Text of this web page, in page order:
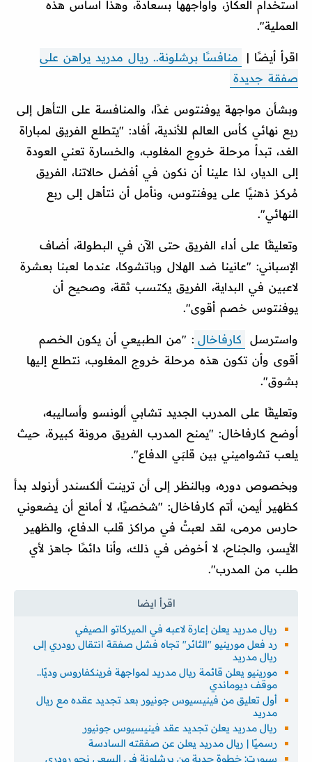
استخدام العكاز، وأواجهها بسعادة، وهذا أساس هذه
العملية".
اقرأ أيضًا |
منافسًا برشلونة.. ريال مدريد يراهن على
صفقة جديدة
وبشأن مواجهة يوفنتوس غدًا، والمنافسة على التأهل إلى
ربع نهائي كأس العالم للأندية، أفاد: "يتطلع الفريق لمباراة
الغد، تبدأ مرحلة خروج المغلوب، والخسارة تعني العودة
إلى الديار، لذا علينا أن نكون في أفضل حالاتنا، الفريق
مُركز ذهنيًا على يوفنتوس، ونأمل أن نتأهل إلى ربع
النهائي".
وتعليقًا على أداء الفريق حتى الآن في البطولة، أضاف
الإسباني: "عانينا ضد الهلال وباتشوكا، عندما لعبنا بعشرة
لاعبين في البداية، الفريق يكتسب ثقة، وصحيح أن
يوفنتوس خصم أقوى".
واسترسل كارفاخال : "من الطبيعي أن يكون الخصم
أقوى وأن تكون هذه مرحلة خروج المغلوب، نتطلع إليها
بشوق".
وتعليقًا على المدرب الجديد تشابي ألونسو وأساليبه،
أوضح كارفاخال: "يمنح المدرب الفريق مرونة كبيرة، حيث
يلعب تشواميني بين قلبَي الدفاع".
وبخصوص دوره، وبالنظر إلى أن ترينت ألكسندر أرنولد بدأ
كظهير أيمن، أتم كارفاخال: "شخصيًا، لا أمانع أن يضعوني
حارس مرمى، لقد لعبتُ في مراكز قلب الدفاع، والظهير
الأيسر، والجناح، لا أخوض في ذلك، وأنا دائمًا جاهز لأي
طلب من المدرب".
ريال مدريد يعلن إعارة لاعبه في الميركاتو الصيفي
رد فعل مورينيو "الثائر" تجاه فشل صفقة انتقال رودري إلى
ريال مدريد
مورينيو يعلن قائمة ريال مدريد لمواجهة فرينكفاروس وديًا..
موقف ديوماندي
أول تعليق من فينيسيوس جونيور بعد تجديد عقده مع ريال
مدريد
ريال مدريد يعلن تجديد عقد فينيسيوس جونيور
رسميًا | ريال مدريد يعلن عن صفقته السادسة
سبورت: خطوة جدية من برشلونة في السعي نحو رودري